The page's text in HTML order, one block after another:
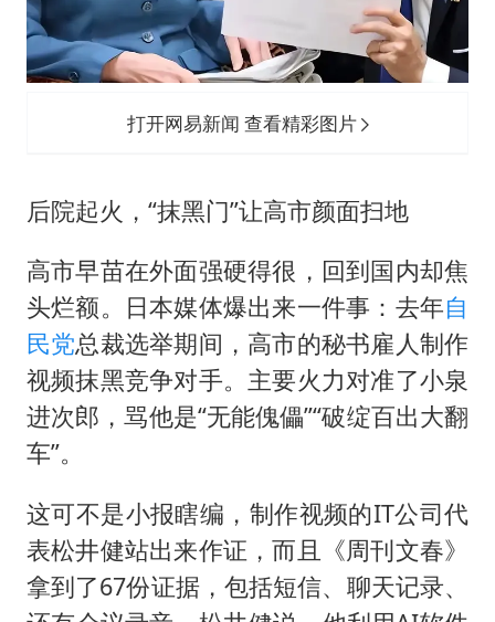
打开网易新闻 查看精彩图片
后院起火，“抹黑门”让高市颜面扫地
高市早苗在外面强硬得很，回到国内却焦
头烂额。日本媒体爆出来一件事：去年自
民党总裁选举期间，高市的秘书雇人制作
视频抹黑竞争对手。主要火力对准了小泉
进次郎，骂他是“无能傀儡”“破绽百出大翻
车”。
这可不是小报瞎编，制作视频的IT公司代
表松井健站出来作证，而且《周刊文春》
拿到了67份证据，包括短信、聊天记录、